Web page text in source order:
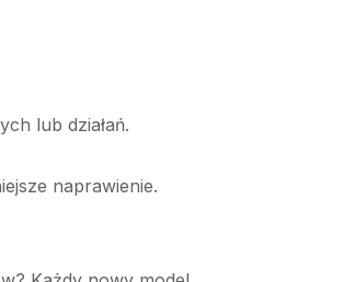
lub działań.
naprawienie.